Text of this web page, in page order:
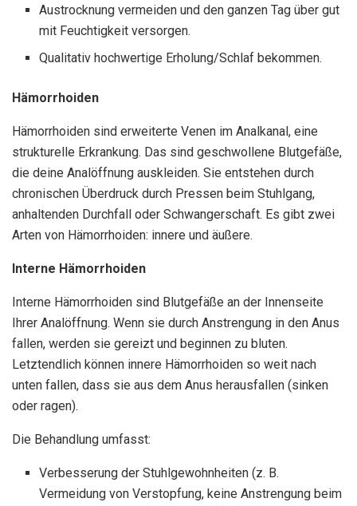
Austrocknung vermeiden und den ganzen Tag über gut
mit Feuchtigkeit versorgen.
Qualitativ hochwertige Erholung/Schlaf bekommen.
Hämorrhoiden
Hämorrhoiden sind erweiterte Venen im Analkanal, eine
strukturelle Erkrankung. Das sind geschwollene Blutgefäße,
die deine Analöffnung auskleiden. Sie entstehen durch
chronischen Überdruck durch Pressen beim Stuhlgang,
anhaltenden Durchfall oder Schwangerschaft. Es gibt zwei
Arten von Hämorrhoiden: innere und äußere.
Interne Hämorrhoiden
Interne Hämorrhoiden sind Blutgefäße an der Innenseite
Ihrer Analöffnung. Wenn sie durch Anstrengung in den Anus
fallen, werden sie gereizt und beginnen zu bluten.
Letztendlich können innere Hämorrhoiden so weit nach
unten fallen, dass sie aus dem Anus herausfallen (sinken
oder ragen).
Die Behandlung umfasst:
Verbesserung der Stuhlgewohnheiten (z. B.
Vermeidung von Verstopfung, keine Anstrengung beim